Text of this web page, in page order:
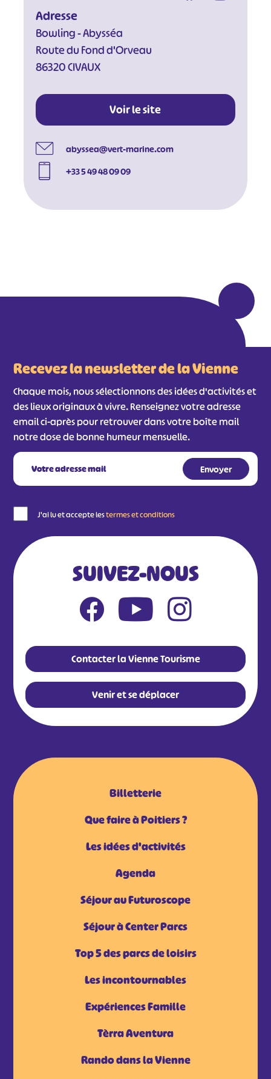
Adresse
Bowling - Abysséa
Route du Fond d'Orveau
86320 CIVAUX
Voir le site
abyssea@vert-marine.com
+33 5 49 48 09 09
Recevez la newsletter de la Vienne
Chaque mois, nous sélectionnons des idées d'activités et
des lieux originaux à vivre. Renseignez votre adresse
email ci-après pour retrouver dans votre boîte mail
notre dose de bonne humeur mensuelle.
J'ai lu et accepte lestermes et conditions
SUIVEZ-NOUS
Contacter la Vienne Tourisme
Venir et se déplacer
Billetterie
Que faire à Poitiers ?
Les idées d'activités
Agenda
Séjour au Futuroscope
Séjour à Center Parcs
Top 5 des parcs de loisirs
Les incontournables
Expériences Famille
Tèrra Aventura
Rando dans la Vienne